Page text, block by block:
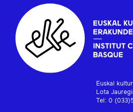
Euskal
Lota
Tel: 0